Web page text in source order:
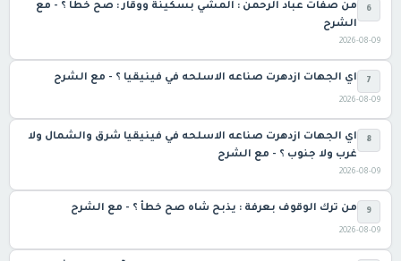
6
من صفات عباد الرحمن : المشي بسكينة ووقار : صح خطأ ؟ - مع
الشرح
2026-08-09
7 اي الجهات ازدهرت صناعه الاسلحه في فينيقيا ؟ - مع الشرح
2026-08-09
8
اي الجهات ازدهرت صناعه الاسلحه في فينيقيا شرق والشمال ولا
غرب ولا جنوب ؟ - مع الشرح
2026-08-09
9 من ترك الوقوف بعرفة : يذبح شاه صح خطأ ؟ - مع الشرح
2026-08-09